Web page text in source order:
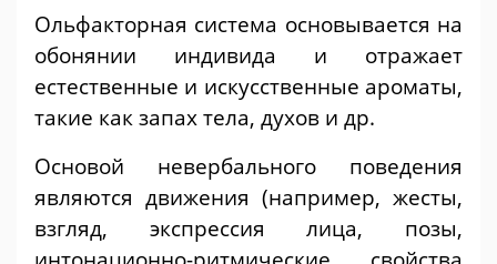
Ольфакторная система основывается на
обонянии индивида и отражает
естественные и искусственные ароматы,
такие как запах тела, духов и др.
Основой невербального поведения
являются движения (например, жесты,
взгляд, экспрессия лица, позы,